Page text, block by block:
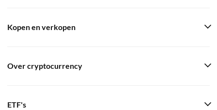
Kopen en verkopen
Over cryptocurrency
ETF's